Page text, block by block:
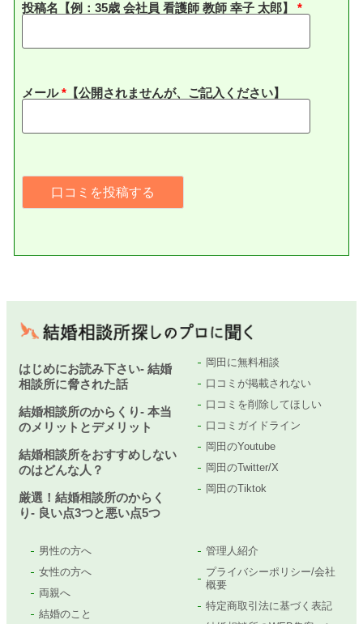
投稿名【例：35歳 会社員 看護師 教師 幸子 太郎】
メール* 【公開されませんが、ご記入ください】
はじめにお読み下さい- 結婚
相談所に脅された話
結婚相談所のからくり- 本当
のメリットとデメリット
結婚相談所をおすすめしない
のはどんな人？
厳選！結婚相談所のからく
り- 良い点3つと悪い点5つ
岡田に無料相談
口コミが掲載されない
口コミを削除してほしい
口コミガイドライン
岡田のYoutube
岡田のTwitter/X
岡田のTiktok
男性の方へ
女性の方へ
両親へ
結婚のこと
管理人紹介
プライバシーポリシー/会社
概要
特定商取引法に基づく表記